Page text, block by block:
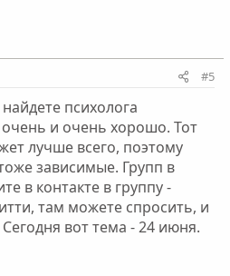
#5
психолога
очень и очень хорошо. Тот
лучше всего, поэтому
зависимые. Групп в
в контакте в группу -
там можете спросить, и
вот тема - 24 июня.